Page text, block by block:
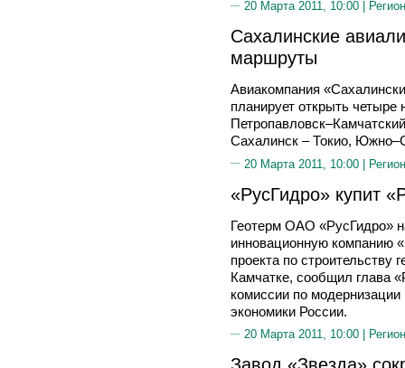
20 Марта 2011, 10:00 |
Сахалинские
маршруты
Авиакомпания
планирует открыть
Сахалинск – Токио,
20 Марта 2011, 10:00 |
«РусГидро» купит
Геотерм ОАО «РусГидро»
инновационную компанию
проекта по строительству
Камчатке, сообщил глава
комиссии по модернизации
экономики России.
20 Марта 2011, 10:00 |